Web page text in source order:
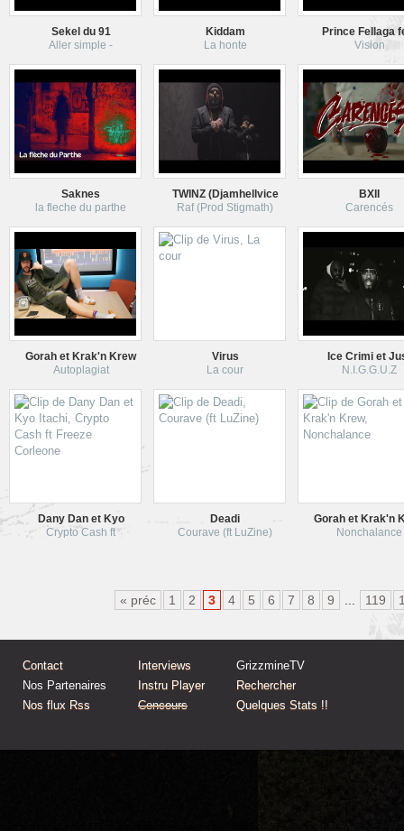
Sekel du 91
Aller simple -
Kiddam
La honte
Prince Fellaga
Vision
Saknes
la fleche du parthe
TWINZ (Djamhellvice
Raf (Prod Stigmath)
BXII
Carencés
Gorah et Krak'n Krew
Autoplagiat
Virus
La cour
Ice Crimi et
N.I.G.G.U.Z
Dany Dan et Kyo
Crypto Cash ft
Deadi
Courave (ft LuZine)
Gorah et Krak'n
Nonchalance
« préc 1 2 3 4 5 6 7 8 9 119
Contact
Nos Partenaires
Nos flux Rss
Interviews
Instru Player
Concours
GrizzmineTV
Rechercher
Quelques Stats !!